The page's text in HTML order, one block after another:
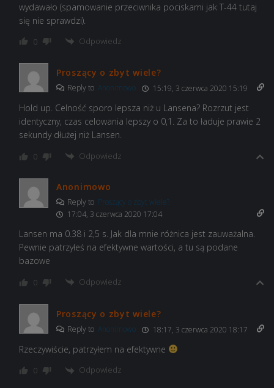
wydawało (spamowanie przeciwnika pociskami jak T-44 tutaj
się nie sprawdzi).
0 Odpowiedz
Proszący o zbyt wiele?
Reply to Anonimowo 15:19, 3 czerwca 2020 15:19
Hold up. Celność sporo lepsza niż u Lansena? Rozrzut jest
identyczny, czas celowania lepszy o 0,1. Za to ładuje prawie 2
sekundy dłużej niż Lansen.
0 Odpowiedz
Anonimowo
Reply to Proszący o zbyt wiele?
17:04, 3 czerwca 2020 17:04
Lansen ma 0.38 i 2,5 s. Jak dla mnie różnica jest zauważalna.
Pewnie patrzyłeś na efektywne wartości, a tu są podane
bazowe
0 Odpowiedz
Proszący o zbyt wiele?
Reply to Anonimowo 18:17, 3 czerwca 2020 18:17
Rzeczywiście, patrzyłem na efektywne
0 Odpowiedz